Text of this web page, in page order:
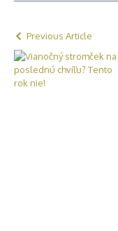
Previous Article